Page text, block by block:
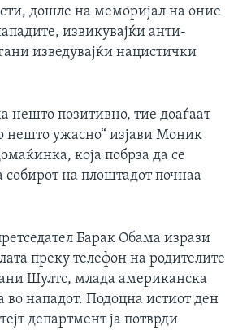
дошле на меморијал на оние
извикувајќи анти-
изведувајќи нацистички
нешто позитивно, тие доаѓаат
нешто ужасно“ изјави Моник
која побрза да се
собирот на плоштадот почнаа
Барак Обама изрази
преку телефон на родителите
Шултс, млада американска
во нападот. Подоцна истиот ден
департмент ја потврди